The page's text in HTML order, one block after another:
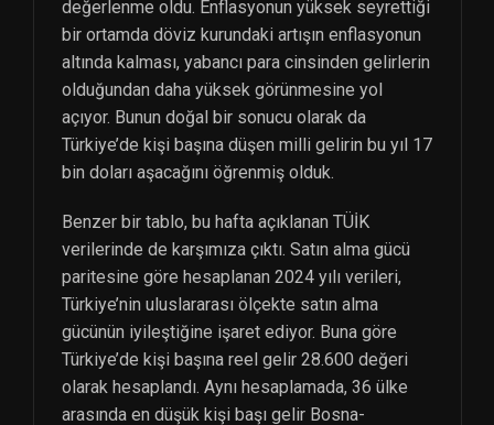
değerlenme oldu. Enflasyonun yüksek seyrettiği
bir ortamda döviz kurundaki artışın enflasyonun
altında kalması, yabancı para cinsinden gelirlerin
olduğundan daha yüksek görünmesine yol
açıyor. Bunun doğal bir sonucu olarak da
Türkiye’de kişi başına düşen milli gelirin bu yıl 17
bin doları aşacağını öğrenmiş olduk.
Benzer bir tablo, bu hafta açıklanan TÜİK
verilerinde de karşımıza çıktı. Satın alma gücü
paritesine göre hesaplanan 2024 yılı verileri,
Türkiye’nin uluslararası ölçekte satın alma
gücünün iyileştiğine işaret ediyor. Buna göre
Türkiye’de kişi başına reel gelir 28.600 değeri
olarak hesaplandı. Aynı hesaplamada, 36 ülke
arasında en düşük kişi başı gelir Bosna-